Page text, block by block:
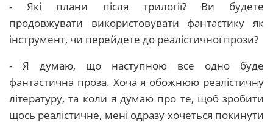
- Які плани після трилогії? Ви будете
продовжувати використовувати фантастику як
інструмент, чи перейдете до реалістичної прози?
- Я думаю, що наступною все одно буде
фантастична проза. Хоча я обожнюю реалістичну
літературу, та коли я думаю про те, щоб зробити
щось реалістичне, мені одразу хочеться покинути